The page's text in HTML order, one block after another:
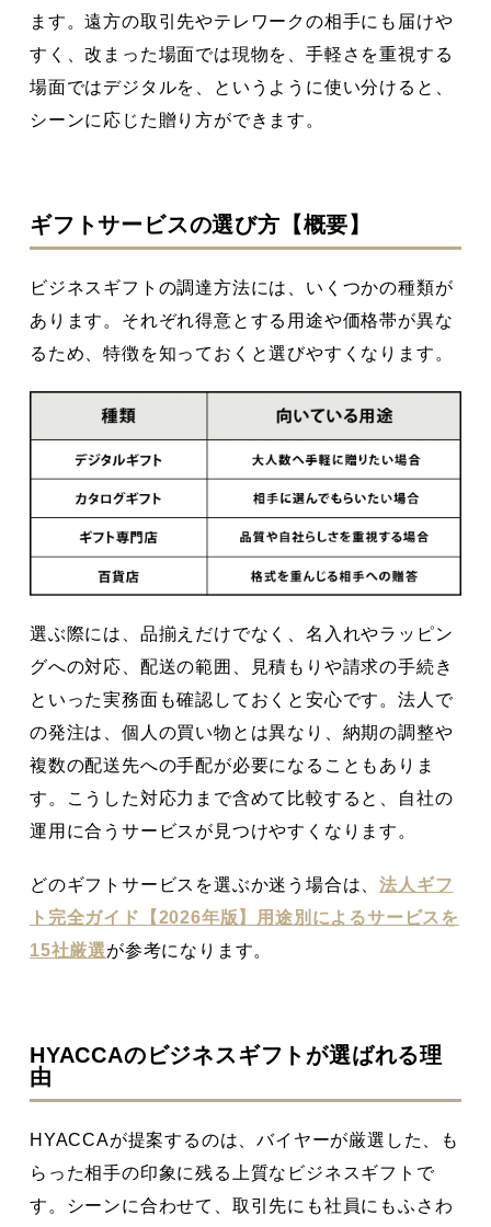
ます。遠方の取引先やテレワークの相手にも届けや
すく、改まった場面では現物を、手軽さを重視する
場面ではデジタルを、というように使い分けると、
シーンに応じた贈り方ができます。
ギフトサービスの選び方【概要】
ビジネスギフトの調達方法には、いくつかの種類が
あります。それぞれ得意とする用途や価格帯が異な
るため、特徴を知っておくと選びやすくなります。
選ぶ際には、品揃えだけでなく、名入れやラッピン
グへの対応、配送の範囲、見積もりや請求の手続き
といった実務面も確認しておくと安心です。法人で
の発注は、個人の買い物とは異なり、納期の調整や
複数の配送先への手配が必要になることもありま
す。こうした対応力まで含めて比較すると、自社の
運用に合うサービスが見つけやすくなります。
どのギフトサービスを選ぶか迷う場合は、法人ギフ
ト完全ガイド【2026年版】用途別によるサービスを
15社厳選が参考になります。
HYACCAのビジネスギフトが選ばれる理
由
HYACCAが提案するのは、バイヤーが厳選した、も
らった相手の印象に残る上質なビジネスギフトで
す。シーンに合わせて、取引先にも社員にもふさわ